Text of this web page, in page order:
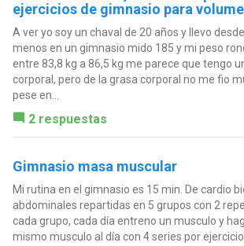
ejercicios de gimnasio para
A ver yo soy un chaval de 20 años y llevo
menos en un gimnasio mido 185 y mi peso
entre 83,8 kg a 86,5 kg me parece que tengo
corporal, pero de la grasa corporal no me fio
pese en...
2 respuestas
Gimnasio masa muscular
Mi rutina en el gimnasio es 15 min. De cardio
abdominales repartidas en 5 grupos con 2
cada grupo, cada día entreno un musculo y
mismo musculo al día con 4 series por ejercicio